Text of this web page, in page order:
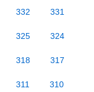
332 331
325 324
318 317
311 310